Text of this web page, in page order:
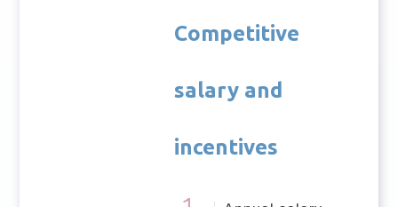
Employee Satisfaction SurveyCompetitive
salary and
incentives